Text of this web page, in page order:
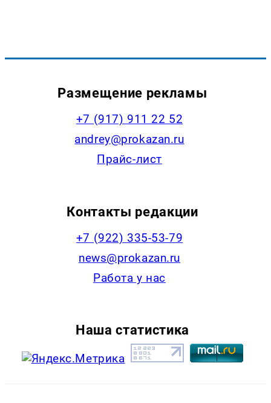
Размещение рекламы
+7 (917) 911 22 52
andrey@prokazan.ru
Прайс-лист
Контакты редакции
+7 (922) 335-53-79
news@prokazan.ru
Работа у нас
Наша статистика